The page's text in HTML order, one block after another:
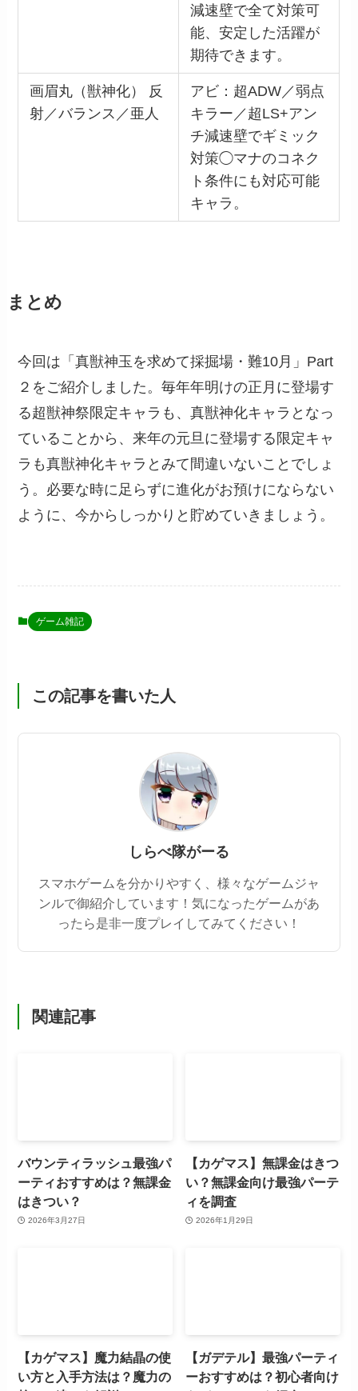
減速壁で全て対策可
能、安定した活躍が
期待できます。
画眉丸（獣神化） 反
射／バランス／亜人
アビ：超ADW／弱点
キラー／超LS+アン
チ減速壁でギミック
対策◯マナのコネク
ト条件にも対応可能
キャラ。
まとめ
今回は「真獣神玉を求めて採掘場・難10月」Part
２をご紹介しました。毎年年明けの正月に登場す
る超獣神祭限定キャラも、真獣神化キャラとなっ
ていることから、来年の元旦に登場する限定キャ
ラも真獣神化キャラとみて間違いないことでしょ
う。必要な時に足らずに進化がお預けにならない
ように、今からしっかりと貯めていきましょう。
ゲーム雑記
この記事を書いた人
しらべ隊がーる
スマホゲームを分かりやすく、様々なゲームジャ
ンルで御紹介しています！気になったゲームがあ
ったら是非一度プレイしてみてください！
関連記事
バウンティラッシュ最強パ
ーティおすすめは？無課金
はきつい？
2026年3月27日
【カゲマス】無課金はきつ
い？無課金向け最強パーテ
ィを調査
2026年1月29日
【カゲマス】魔力結晶の使
い方と入手方法は？魔力の
【ガデテル】最強パーティ
ーおすすめは？初心者向け